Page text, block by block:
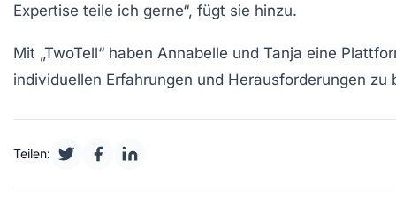
Expertise teile ich gerne“, fügt sie hinzu.
Mit „TwoTell“ haben Annabelle und Tanja eine
individuellen Erfahrungen und Herausforderungen
Teilen: